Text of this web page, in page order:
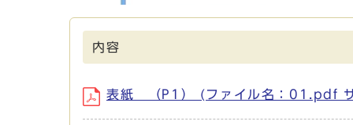
内容
表紙 （P1） (ファイル名：01.pdf